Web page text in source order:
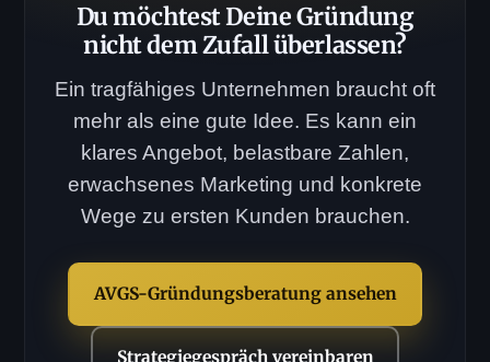
Du möchtest Deine Gründung
nicht dem Zufall überlassen?
Ein tragfähiges Unternehmen braucht oft
mehr als eine gute Idee. Es kann ein
klares Angebot, belastbare Zahlen,
erwachsenes Marketing und konkrete
Wege zu ersten Kunden brauchen.
AVGS-Gründungsberatung ansehen
Strategiegespräch vereinbaren